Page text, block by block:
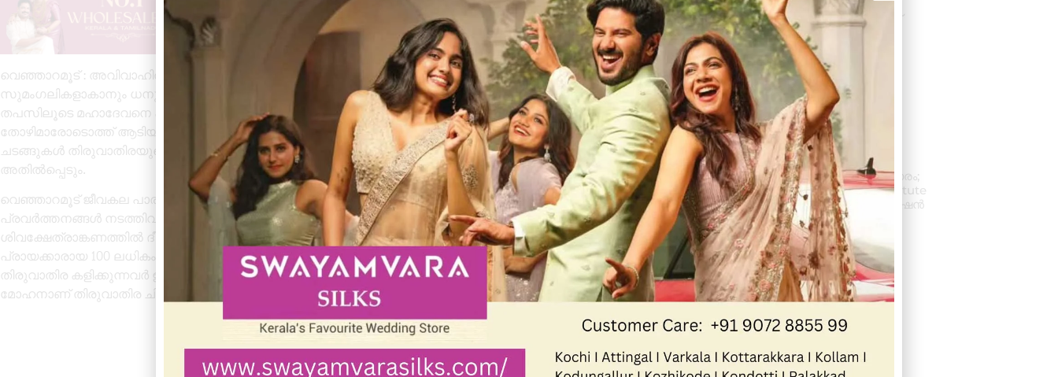
വെഞ്ഞാറമൂട് : അവിവാഹിതരായ യുവതികൾ നല്ല പാതിയെ കിട്ടാനും വിവാഹിതരായവർ ദീർഘ
സുമംഗലികളാകാനും ധനു മാസത്തിലെ തിരുവാതിരയുടെ ഭാഗമായി നൊയമ്പ് നോൽക്കാറുണ്ട്. കഠിന
തപസിലൂടെ മഹാദേവനെ പ്രീതിപ്പെടുത്തി തന്റെ ജീവിതപങ്കാളിയായി ലഭിച്ച സന്തോഷത്തിൽ
തോഴിമാരോടൊത്ത് ആടിയും പാടിയും മകയിരം രാത്രിയിൽ തുടങ്ങി തിരുവാതിരയോളം നീളുന്ന നിരവധി
ചടങ്ങുകൾ തിരുവാതിരയുടെ ഭാഗമായുണ്ട്. പാതിര പൂ ചൂടൽ എട്ടങ്ങാടി നിവേദ്യം തുടങ്ങിയവ
അതിൽപ്പെടും.
വെഞ്ഞാറമൂട് ജീവകല പാരമ്പര്യ തിരുവാതിര കളിയെ പ്രോൽസാഹിപ്പിക്കുന്നതിന് നിരവധി
പ്രവർത്തനങ്ങൾ നടത്തിവരുന്ന സംഘടനയാണ്. 2026 ജനുവരി 3 ന് വെഞ്ഞാറമൂട് മാണിക്കോട്
ശിവക്ഷേത്രാങ്കണത്തിൽ ദീപാരാധന കഴിഞ്ഞയുടൻ തിരുവാതിര നടനം ആരംഭിക്കും. ഇക്കൊല്ലം വിവിധ
പ്രായക്കാരായ 100 ലധികം കുട്ടികൾ/ വനിതകൾ ചുവട് വയ്ക്കുന്നു. 2026 ജനുവരി 1 ന് ശബരിമലയിൽ
തിരുവാതിര കളിക്കുന്നവർ ഉൾപ്പെടെയുള്ളവരുടെ പങ്കാളിത്തമുണ്ടാകും. ജീവകലനൃത്താദ്ധ്യാപിക പാർവതി
മോഹനാണ് തിരുവാതിര ചിട്ടപ്പെടുത്തിയത്
55-ാമത് കോട്ടുപ്പ ഉറൂസിന്
ഒരുക്കങ്ങൾ തുടങ്ങി
August 9, 2026
കല്ലമ്പലത്ത് നിരോധിത
പുകയില ഉത്പന്നങ്ങൾ
പിടികൂടി.
August 8, 20262:48 pm
പ്രൊഫഷണൽ
അക്കൗണ്ടന്റാകാൻ അവസരം;
കിലിമാനൂരിൽ Elixer Institute
Of Accounting-ൽ അഡ്മിഷൻ
ആരംഭിച്ചു
August 6, 2026 3:37 pm
« Previous Next »